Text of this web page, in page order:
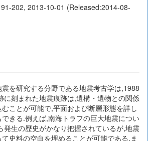
202, 2013-10-01 (Released:2014-08-
を研究する分野である地震考古学は,1988
に刻まれた地震痕跡は,遺構・遺物との関係
ことが可能で,平面および断層形態を詳し
できる.例えば,南海トラフの巨大地震につい
発生の歴史がかなり把握されているが,地震
史料の空白を埋めることが可能である.ま